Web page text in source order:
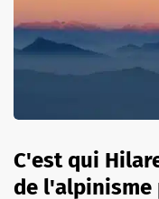
C'est qui
de l'alpinisme